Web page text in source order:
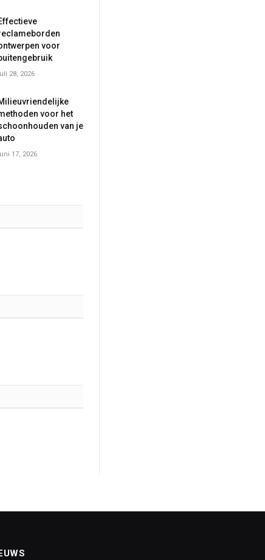
voor
28, 2026
voor het
van je
17, 2026